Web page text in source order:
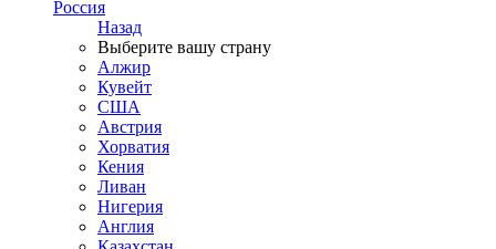
Россия
Назад
Выберите вашу страну
Алжир
Кувейт
США
Австрия
Хорватия
Кения
Ливан
Нигерия
Англия